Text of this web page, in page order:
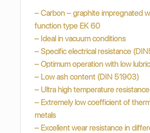
– Carbon – graphite impregnated
function type EK 60
– Ideal in vacuum conditions
– Specific electrical resistance
– Optimum operation with low
– Low ash content (DIN 51903)
– Ultra high temperature resistance
– Extremely low coefficient of
metals
– Excellent wear resistance in